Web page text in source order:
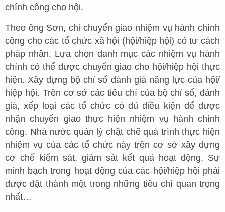
chính công cho hội.
Theo ông Sơn, chỉ chuyển giao nhiệm vụ hành chính
công cho các tổ chức xã hội (hội/hiệp hội) có tư cách
pháp nhân. Lựa chọn danh mục các nhiệm vụ hành
chính có thể được chuyển giao cho hội/hiệp hội thực
hiện. Xây dựng bộ chỉ số đánh giá năng lực của hội/
hiệp hội. Trên cơ sở các tiêu chí của bộ chỉ số, đánh
giá, xếp loại các tổ chức có đủ điều kiện để được
nhận chuyển giao thực hiện nhiệm vụ hành chính
công. Nhà nước quản lý chặt chẽ quá trình thực hiện
nhiệm vụ của các tổ chức này trên cơ sở xây dựng
cơ chế kiểm sát, giám sát kết quả hoạt động. Sự
minh bạch trong hoạt động của các hội/hiệp hội phải
được đặt thành một trong những tiêu chí quan trọng
nhất…